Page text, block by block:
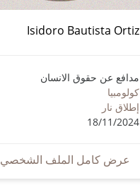
Isidoro Bautista Ortiz
مدافع عن حقوق الانسان
كولومبيا
إطلاق نار
18/11/2024
عرض كامل الملف الشخصي